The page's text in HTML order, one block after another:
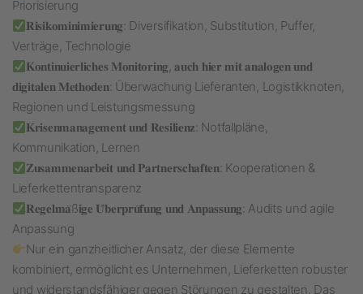
Priorisierung
𝐑𝐢𝐬𝐢𝐤𝐨𝐦𝐢𝐧𝐢𝐦𝐢𝐞𝐫𝐮𝐧𝐠: Diversifikation, Substitution, Puffer,
Verträge, Technologie
𝐊𝐨𝐧𝐭𝐢𝐧𝐮𝐢𝐞𝐫𝐥𝐢𝐜𝐡𝐞𝐬 𝐌𝐨𝐧𝐢𝐭𝐨𝐫𝐢𝐧𝐠, 𝐚𝐮𝐜𝐡 𝐡𝐢𝐞𝐫 𝐦𝐢𝐭 𝐚𝐧𝐚𝐥𝐨𝐠𝐞𝐧 𝐮𝐧𝐝
𝐝𝐢𝐠𝐢𝐭𝐚𝐥𝐞𝐧 𝐌𝐞𝐭𝐡𝐨𝐝𝐞𝐧: Überwachung Lieferanten, Logistikknoten,
Regionen und Leistungsmessung
𝐊𝐫𝐢𝐬𝐞𝐧𝐦𝐚𝐧𝐚𝐠𝐞𝐦𝐞𝐧𝐭 𝐮𝐧𝐝 𝐑𝐞𝐬𝐢𝐥𝐢𝐞𝐧𝐳: Notfallpläne,
Kommunikation, Lernen
𝐙𝐮𝐬𝐚𝐦𝐦𝐞𝐧𝐚𝐫𝐛𝐞𝐢𝐭 𝐮𝐧𝐝 𝐏𝐚𝐫𝐭𝐧𝐞𝐫𝐬𝐜𝐡𝐚𝐟𝐭𝐞𝐧: Kooperationen &
Lieferkettentransparenz
𝐑𝐞𝐠𝐞𝐥𝐦𝐚̈ß𝐢𝐠𝐞 𝐔̈𝐛𝐞𝐫𝐩𝐫𝐮̈𝐟𝐮𝐧𝐠 𝐮𝐧𝐝 𝐀𝐧𝐩𝐚𝐬𝐬𝐮𝐧𝐠: Audits und agile
Anpassung
Nur ein ganzheitlicher Ansatz, der diese Elemente
kombiniert, ermöglicht es Unternehmen, Lieferketten robuster
und widerstandsfähiger gegen Störungen zu gestalten. Das